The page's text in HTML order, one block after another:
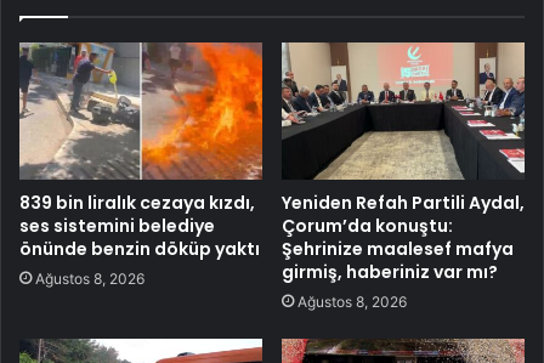
839 bin liralık cezaya kızdı,
ses sistemini belediye
önünde benzin döküp yaktı
Ağustos 8, 2026
Yeniden Refah Partili Aydal,
Çorum’da konuştu:
Şehrinize maalesef mafya
girmiş, haberiniz var mı?
Ağustos 8, 2026